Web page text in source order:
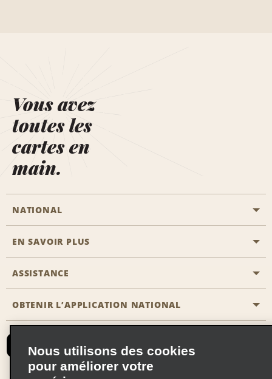
Vous avez
toutes les
cartes en
main.
NATIONAL
Passer une réservation
Solutions pour les professionnels
EN SAVOIR PLUS
Carrière
ASSISTANCE
Accessibilité
Recevoir des offres par email
OBTENIR L’APPLICATION NATIONAL
Nous utilisons des cookies
pour améliorer votre